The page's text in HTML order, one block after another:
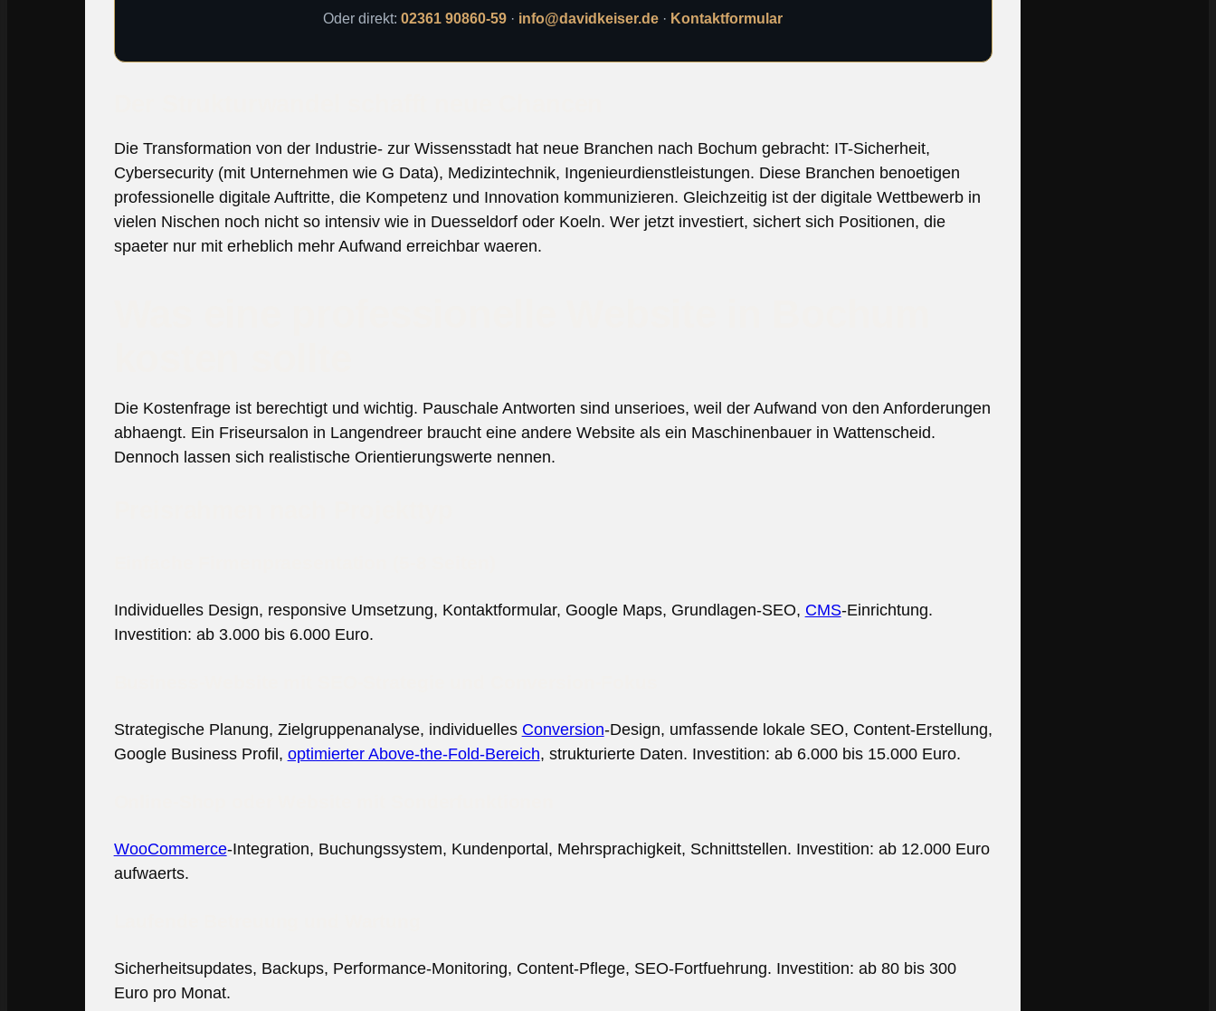
Oder direkt:02361 90860-59 · info@davidkeiser.de · Kontaktformular
Die Transformation von der Industrie- zur Wissensstadt hat neue Branchen nach Bochum gebracht: IT-Sicherheit,
Cybersecurity (mit Unternehmen wie G Data), Medizintechnik, Ingenieurdienstleistungen. Diese Branchen benoetigen
professionelle digitale Auftritte, die Kompetenz und Innovation kommunizieren. Gleichzeitig ist der digitale Wettbewerb in
vielen Nischen noch nicht so intensiv wie in Duesseldorf oder Koeln. Wer jetzt investiert, sichert sich Positionen, die
spaeter nur mit erheblich mehr Aufwand erreichbar waeren.
Die Kostenfrage ist berechtigt und wichtig. Pauschale Antworten sind unserioes, weil der Aufwand von den Anforderungen
abhaengt. Ein Friseursalon in Langendreer braucht eine andere Website als ein Maschinenbauer in Wattenscheid.
Dennoch lassen sich realistische Orientierungswerte nennen.
Individuelles Design, responsive Umsetzung, Kontaktformular, Google Maps, Grundlagen-SEO, CMS-Einrichtung.
Investition: ab 3.000 bis 6.000 Euro.
Strategische Planung, Zielgruppenanalyse, individuelles Conversion-Design, umfassende lokale SEO, Content-Erstellung,
Google Business Profil, optimierter Above-the-Fold-Bereich, strukturierte Daten. Investition: ab 6.000 bis 15.000 Euro.
WooCommerce-Integration, Buchungssystem, Kundenportal, Mehrsprachigkeit, Schnittstellen. Investition: ab 12.000 Euro
aufwaerts.
Sicherheitsupdates, Backups, Performance-Monitoring, Content-Pflege, SEO-Fortfuehrung. Investition: ab 80 bis 300
Euro pro Monat.